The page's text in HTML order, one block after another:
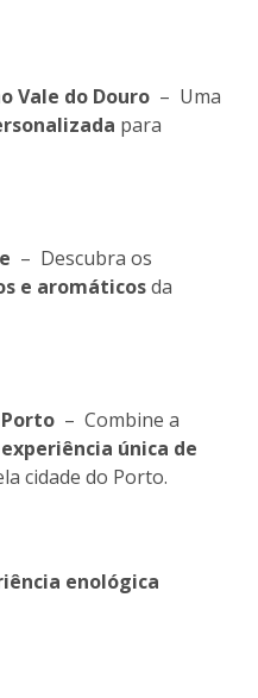
Vale do Douro – Uma
para
– Descubra os
e aromáticosda
– Combine a
única de
cidade do Porto.
enológica